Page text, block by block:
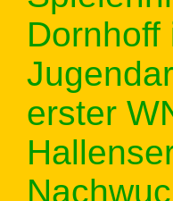
erster